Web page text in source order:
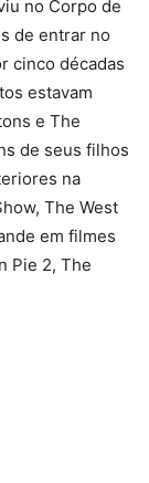
no Corpo de
de entrar no
cinco décadas
estavam
e The
de seus filhos
na
The West
em filmes
Pie 2, The